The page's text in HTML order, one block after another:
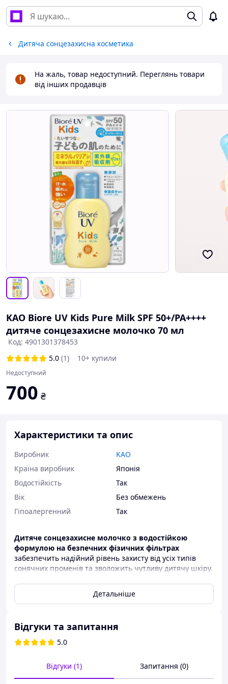
Дитяча сонцезахисна косметика
На жаль, товар недоступний. Переглянь товари
від інших продавців
KAO Biore UV Kids Pure Milk SPF 50+/PA++++
дитяче сонцезахисне молочко 70 мл
Код: 4901301378453
5.0 (1) 10+ купили
Недоступний
700 ₴
Характеристики та опис
Виробник
KAO
Країна виробник
Японія
Водостійкість
Так
Вік
Без обмежень
Гіпоалергенний
Так
Дитяче сонцезахисне молочко з водостійкою
формулою на безпечних фізичних фільтрах
забезпечить надійний рівень захисту від усіх типів
сонячних променів та зволожить чутливу дитячу шкіру.
захист від сонячного випромінювання. У складі відсутні
шкідливі барвники та фільтри, тому молочко абсолютно
нанесення. Не лишає слідів на шкірі, одязі й інших
поверхнях. Засіб легко змивається теплою водою з
Виробник: Kao Corporation, JAPAN.
Детальніше
Відгуки та запитання
5.0
Відгуки (1) Запитання (0)